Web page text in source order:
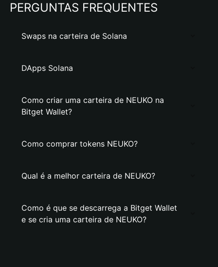
PERGUNTAS FREQUENTES
Swaps na carteira de Solana
DApps Solana
Como criar uma carteira de NEUKO na
Bitget Wallet?
Como comprar tokens NEUKO?
Qual é a melhor carteira de NEUKO?
Como é que se descarrega a Bitget Wallet
e se cria uma carteira de NEUKO?